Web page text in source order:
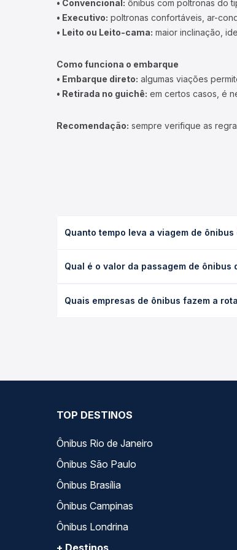
• Convencional: ônibus com poltronas do
• Executivo: poltronas confortáveis, ar-
• Leito ou Leito-cama: maior inclinação,
Como funciona o embarque
• Embarque direto: algumas viações
• Retirada no guichê: em certos casos, é
Recomendação: sempre verifique as
Quanto tempo leva a viagem de
serviço (convencional, executivo ou
Qual é o valor da passagem de ônibus
a empresa, o tipo de poltrona e a
Quais empresas de ônibus fazem a
TOP DESTINOS
Ônibus Rio de Janeiro
Ônibus São Paulo
Ônibus Brasília
Ônibus Campinas
Ônibus Londrina
+ Destinos